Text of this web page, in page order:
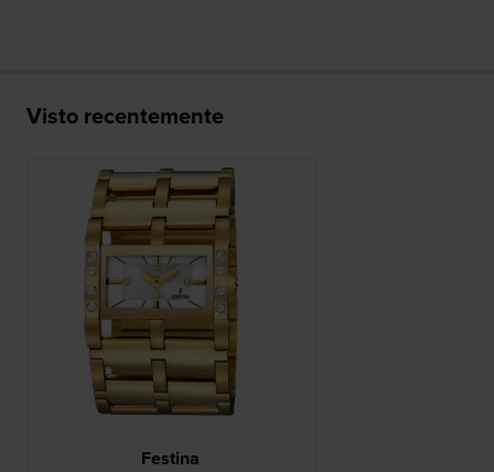
Visto recentemente
Festina